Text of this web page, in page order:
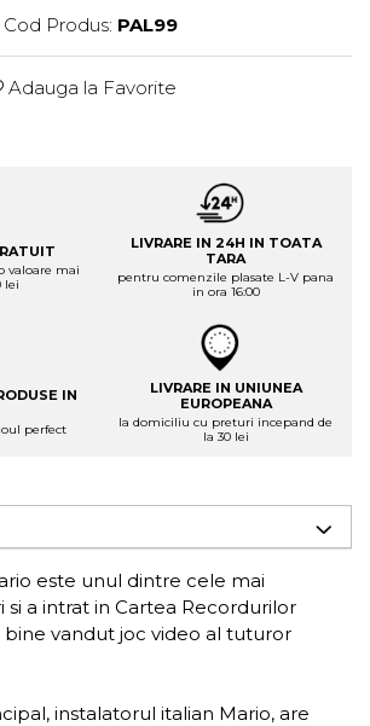
Cod Produs: PAL99
Adauga la Favorite
valoare mai
lei
LIVRARE IN 24H IN TOATA
TARA
pentru comenzile plasate L-V pana
in ora 16:00
IN
perfect
LIVRARE IN UNIUNEA
EUROPEANA
la domiciliu cu preturi incepand de
la 30 lei
este unul dintre cele mai
a intrat in Cartea Recordurilor
vandut joc video al tuturor
instalatorul italian Mario, are